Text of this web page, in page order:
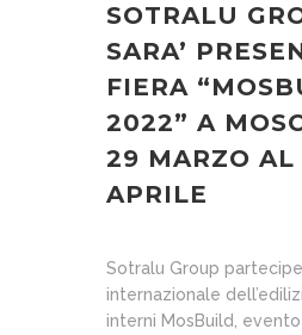
SOTRALU
SARA’
FIERA
2022” A
29 MARZO AL
APRILE
Sotralu Group
internazionale
interni MosBuild,